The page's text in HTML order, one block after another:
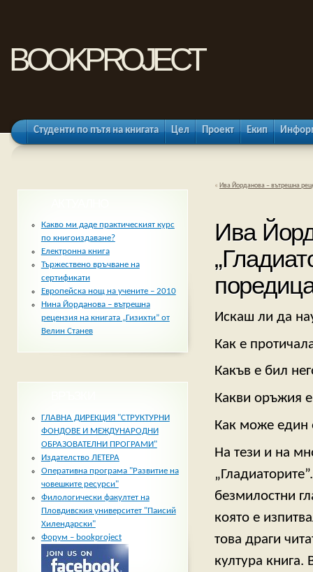
bookproject
Студенти по пътя на книгата Цел Проект Екип
« Ива Йорданова – вътрешна
Ива
Искаш ли да
Как е
Какъв е бил
Какви оръжия
Как може един
На тези и на
безмилостни
която е
това драги
култура книга.
Какво ми даде практическият курс
по книгоиздаване?
Електронна книга
Тържествено връчване на
сертификати
Европейска нощ на учените – 2010
Нина Йорданова – вътрешна
рецензия на книгата „Гизихти” от
Велин Станев
ГЛАВНА ДИРЕКЦИЯ "СТРУКТУРНИ
ФОНДОВЕ И МЕЖДУНАРОДНИ
ОБРАЗОВАТЕЛНИ ПРОГРАМИ"
Издателство ЛЕТЕРА
Оперативна програма "Развитие на
човешките ресурси"
Филологически факултет на
Пловдивския университет "Паисий
Хилендарски"
Форум – bookproject